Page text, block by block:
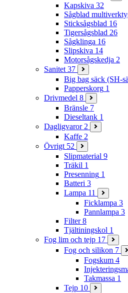
Kapskiva 32
Sågblad
Sticksågsblad 16
Tigersågsblad 26
Sågklinga 16
Slipskiva 14
Motorsågskedja 2
Sanitet 37
Big bag säck (SH-
Papperskorg 1
Drivmedel 8
Bränsle 7
Dieseltank 1
Dagligvaror 2
Kaffe 2
Övrigt 52
Slipmaterial 9
Träkil 1
Presenning 1
Batteri 3
Lampa 11
Ficklampa 3
Pannlampa 3
Filter 8
Tjältiningskol 1
Fog lim och tejp 17
Fog och silikon 7
Fogskum 4
Takmassa 1
Tejp 10